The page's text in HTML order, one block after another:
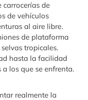
carrocerías de
de vehículos
al aire libre.
de plataforma
tropicales.
hasta la facilidad
los que se enfrenta.
realmente la